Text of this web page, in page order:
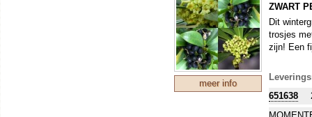
meer info
ZWART
Dit
trosjes
zijn! Een
651638